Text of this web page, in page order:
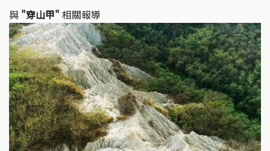
與 "穿山甲" 相關報導